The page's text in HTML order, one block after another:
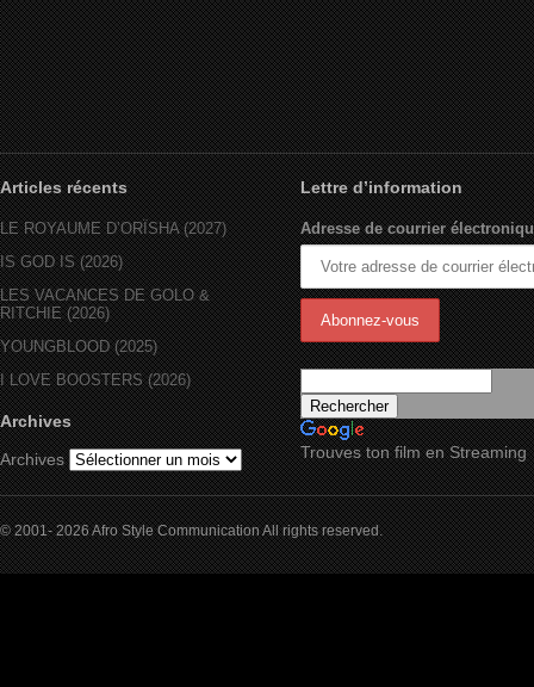
Articles récents
LE ROYAUME D’ORÏSHA (2027)
IS GOD IS (2026)
LES VACANCES DE GOLO &
RITCHIE (2026)
YOUNGBLOOD (2025)
I LOVE BOOSTERS (2026)
Archives
Archives
Lettre d’information
Adresse de courrier
Trouves ton film en Streaming
© 2001- 2026 Afro Style Communication All rights reserved.